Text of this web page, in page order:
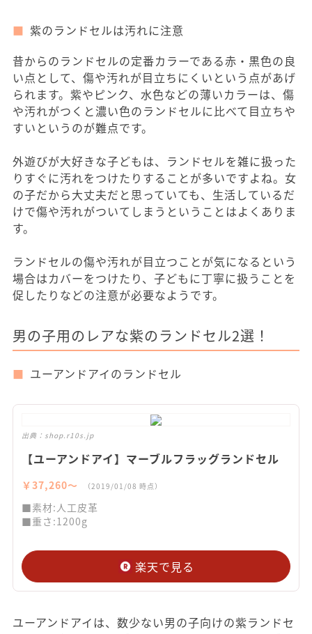
紫のランドセルは汚れに注意
昔からのランドセルの定番カラーである赤・黒色の良
い点として、傷や汚れが目立ちにくいという点があげ
られます。紫やピンク、水色などの薄いカラーは、傷
や汚れがつくと濃い色のランドセルに比べて目立ちや
すいというのが難点です。
外遊びが大好きな子どもは、ランドセルを雑に扱った
りすぐに汚れをつけたりすることが多いですよね。女
の子だから大丈夫だと思っていても、生活しているだ
けで傷や汚れがついてしまうということはよくありま
す。
ランドセルの傷や汚れが目立つことが気になるという
場合はカバーをつけたり、子どもに丁寧に扱うことを
促したりなどの注意が必要なようです。
男の子用のレアな紫のランドセル2選！
ユーアンドアイのランドセル
出典： shop.r10s.jp
【ユーアンドアイ】マーブルフラッグランドセル
￥37,260〜 （2019/01/08 時点）
■素材:人工皮革
■重さ:1200g
楽天で見る
ユーアンドアイは、数少ない男の子向けの紫ランドセ